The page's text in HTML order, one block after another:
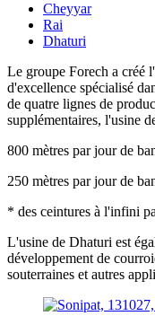
Cheyyar
Rai
Dhaturi
Le groupe Forech a créé
d'excellence spécialisé
de quatre lignes de
supplémentaires, l'usine
800 mètres par jour de
250 mètres par jour de
* des ceintures à l'infini
L'usine de Dhaturi est
développement de
souterraines et autres